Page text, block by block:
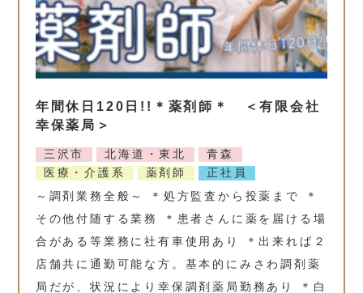
年間休日120日!!＊薬剤師＊ ＜有限会社
幸保薬局＞
三沢市 北海道・東北
青森
医療・介護系
薬剤師
正社員
～調剤業務全般～ ＊処方監査から投薬まで ＊
その他付随する業務 ＊患者さんに薬を届ける場
合がある等業務に社有車使用あり ＊出来れば２
店舗共に通勤可能な方。基本的にみさわ調剤薬
局だが、状況により幸保調剤薬局勤務あり ＊白